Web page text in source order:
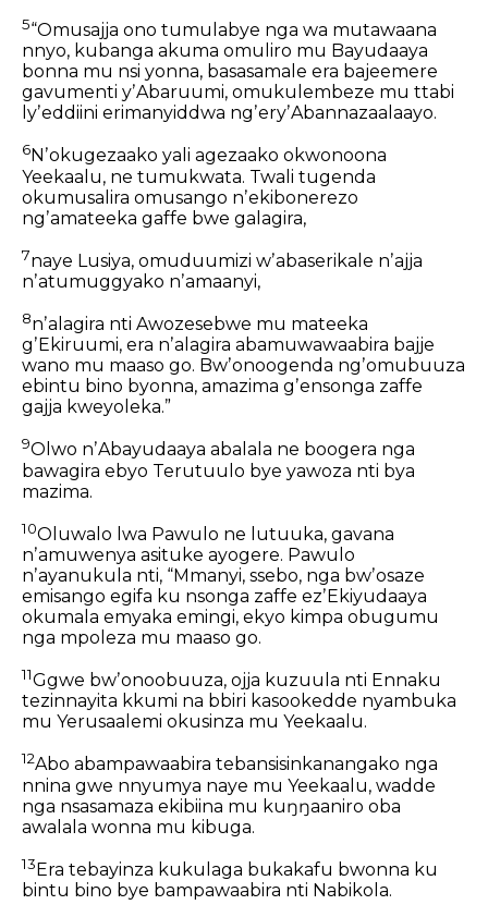
5“Omusajja ono tumulabye nga wa mutawaana
nnyo, kubanga akuma omuliro mu Bayudaaya
bonna mu nsi yonna, basasamale era bajeemere
gavumenti yʼAbaruumi, omukulembeze mu ttabi
lyʼeddiini erimanyiddwa ngʼeryʼAbannazaalaayo.
6Nʼokugezaako yali agezaako okwonoona
Yeekaalu, ne tumukwata. Twali tugenda
okumusalira omusango nʼekibonerezo
ngʼamateeka gaffe bwe galagira,
7naye Lusiya, omuduumizi wʼabaserikale nʼajja
nʼatumuggyako nʼamaanyi,
8nʼalagira nti Awozesebwe mu mateeka
gʼEkiruumi, era nʼalagira abamuwawaabira bajje
wano mu maaso go. Bwʼonoogenda ngʼomubuuza
ebintu bino byonna, amazima gʼensonga zaffe
gajja kweyoleka.”
9Olwo nʼAbayudaaya abalala ne boogera nga
bawagira ebyo Terutuulo bye yawoza nti bya
mazima.
10Oluwalo lwa Pawulo ne lutuuka, gavana
nʼamuwenya asituke ayogere. Pawulo
nʼayanukula nti, “Mmanyi, ssebo, nga bwʼosaze
emisango egifa ku nsonga zaffe ezʼEkiyudaaya
okumala emyaka emingi, ekyo kimpa obugumu
nga mpoleza mu maaso go.
11Ggwe bwʼonoobuuza, ojja kuzuula nti Ennaku
tezinnayita kkumi na bbiri kasookedde nyambuka
mu Yerusaalemi okusinza mu Yeekaalu.
12Abo abampawaabira tebansisinkanangako nga
nnina gwe nnyumya naye mu Yeekaalu, wadde
nga nsasamaza ekibiina mu kuŋŋaaniro oba
awalala wonna mu kibuga.
13Era tebayinza kukulaga bukakafu bwonna ku
bintu bino bye bampawaabira nti Nabikola.